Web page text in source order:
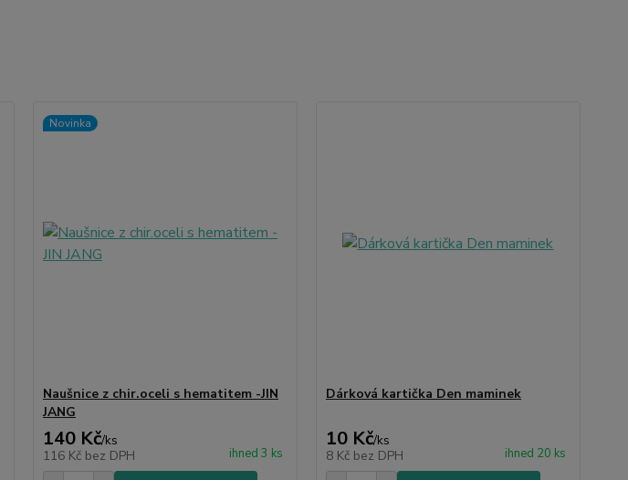
Novinka
Naušnice z chir.oceli s hematitem -JIN
JANG
140 Kč/ks
116 Kč bez DPH ihned 3 ks
Dárková kartička Den maminek
10 Kč/ks
8 Kč bez DPH ihned 20 ks